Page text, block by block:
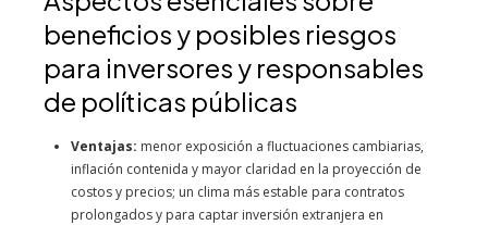
beneficios y posibles riesgos
para inversores y responsables
de políticas públicas
Ventajas: menor exposición a fluctuaciones cambiarias,
inflación contenida y mayor claridad en la proyección de
costos y precios; un clima más estable para contratos
prolongados y para captar inversión extranjera en